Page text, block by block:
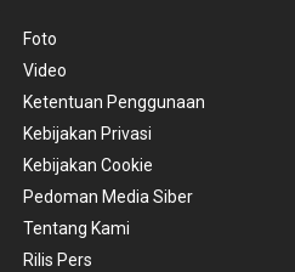
Foto
Video
Ketentuan Penggunaan
Kebijakan Privasi
Kebijakan Cookie
Pedoman Media Siber
Tentang Kami
Rilis Pers